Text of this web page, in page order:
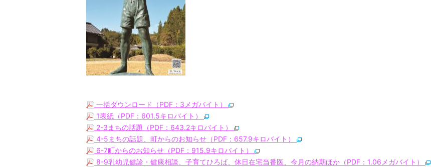
一括ダウンロード（PDF：3メガバイト）
1表紙（PDF：601.5キロバイト）
2-3まちの話題（PDF：643.2キロバイト）
4-5まちの話題、町からのお知らせ（PDF：657.9キロバイト）
6-7町からのお知らせ（PDF：915.9キロバイト）
8-9乳幼児健診・健康相談、子育てひろば、休日在宅当番医、今月の納期ほか（PDF：1.06メガバイト）